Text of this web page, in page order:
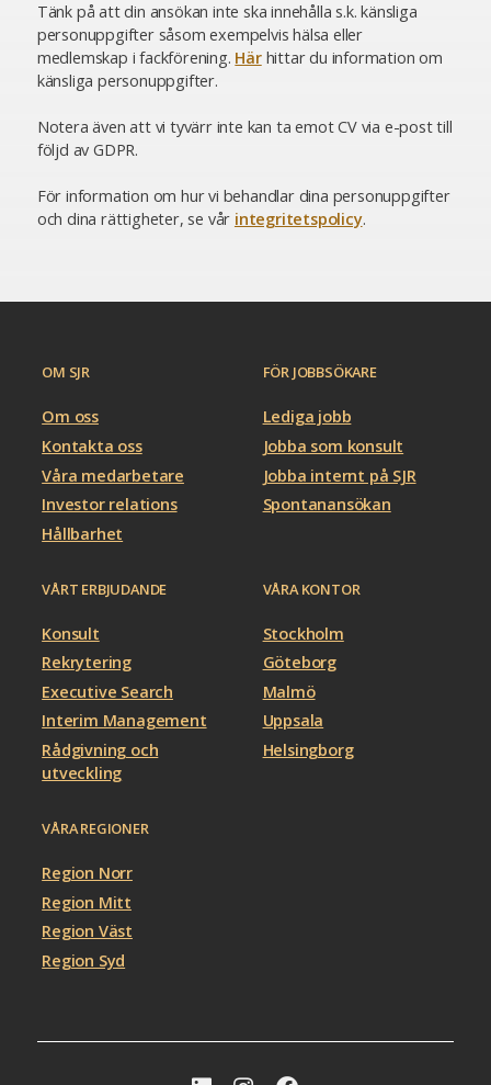
Tänk på att din ansökan inte ska innehålla s.k. känsliga
personuppgifter såsom exempelvis hälsa eller
medlemskap i fackförening. Härhittar du information om
känsliga personuppgifter.
Notera även att vi tyvärr inte kan ta emot CV via e-post till
följd av GDPR.
För information om hur vi behandlar dina personuppgifter
och dina rättigheter, se vår integritetspolicy.
OM SJR
Om oss
Kontakta oss
Våra medarbetare
Investor relations
Hållbarhet
FÖR JOBBSÖKARE
Lediga jobb
Jobba som konsult
Jobba internt på SJR
Spontanansökan
VÅRT ERBJUDANDE
Konsult
Rekrytering
Executive Search
Interim Management
Rådgivning och
utveckling
VÅRA KONTOR
Stockholm
Göteborg
Malmö
Uppsala
Helsingborg
VÅRA REGIONER
Region Norr
Region Mitt
Region Väst
Region Syd